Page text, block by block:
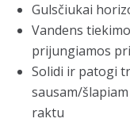
Gulsčiukai
Vandens
prijungiamos
Solidi ir patogi
sausam/
raktu